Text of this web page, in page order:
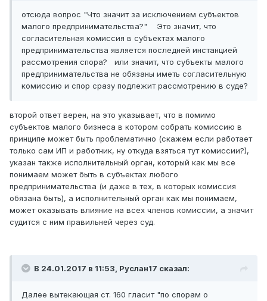
отсюда вопрос "Что значит за исключением субъектов
малого предпринимательства?" Это значит, что
согласительная комиссия в субъектах малого
предпринимательства является последней инстанцией
рассмотрения спора? или значит, что субъекты малого
предпринимательства не обязаны иметь согласительную
комиссию и спор сразу подлежит рассмотрению в суде?
второй ответ верен, на это указывает, что в помимо
субъектов малого бизнеса в котором собрать комиссию в
принципе может быть проблематично (скажем если работает
только сам ИП и работник, ну откуда взяться тут комиссии?),
указан также исполнительный орган, который как мы все
понимаем может быть в субъектах любого
предпринимательства (и даже в тех, в которых комиссия
обязана быть), а исполнительный орган как мы понимаем,
может оказывать влияние на всех членов комиссии, а значит
судится с ним правильней через суд.
В 24.01.2017 в 11:53, Руслан17 сказал:
Далее вытекающая ст. 160 гласит "по спорам о